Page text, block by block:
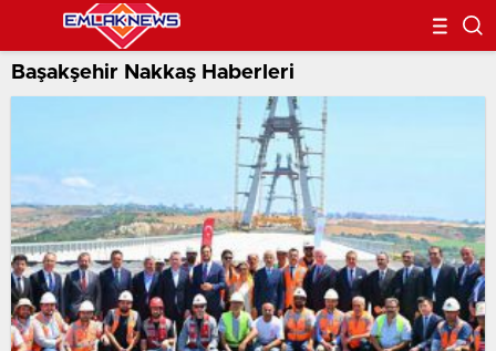
Başakşehir Nakkaş Haberleri